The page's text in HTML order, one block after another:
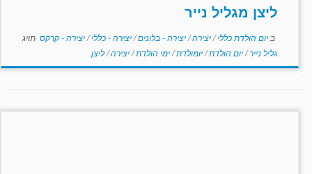
ליצן מגליל נייר
ב יום הולדת כללי/יצירה/יצירה - בלונים/יצירה - כללי/יצירה - קרקס תויג
גליל נייר/יום הולדת/יומולדת/ימי הולדת/יצירה/ליצן